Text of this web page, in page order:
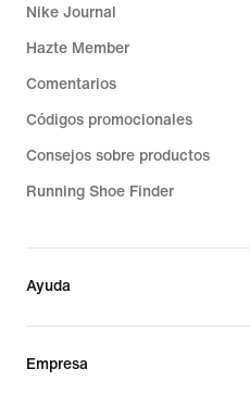
Nike Journal
Hazte Member
Comentarios
Códigos promocionales
Consejos sobre productos
Running Shoe Finder
Ayuda
Empresa